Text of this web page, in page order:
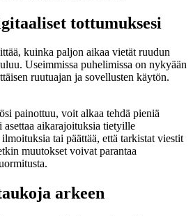
tottumuksesi
kuinka paljon aikaa vietät ruudun
Useimmissa puhelimissa on nykyään
ruutuajan ja sovellusten käytön.
painottuu, voit alkaa tehdä pieniä
aikarajoituksia tietyille
tai päättää, että tarkistat viestit
muutokset voivat parantaa
arkeen